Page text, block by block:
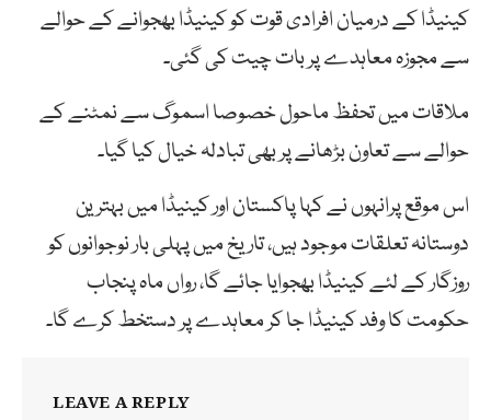
کینیڈا کے درمیان افرادی قوت کو کینیڈا بھجوانے کے حوالے
سے مجوزہ معاہدے پر بات چیت کی گئی۔
ملاقات میں تحفظ ماحول خصوصا اسموگ سے نمٹنے کے
حوالے سے تعاون بڑھانے پر بھی تبادلہ خیال کیا گیا۔
اس موقع پرانہوں نے کہا پاکستان اور کینیڈا میں بہترین
دوستانہ تعلقات موجود ہیں، تاریخ میں پہلی بار نوجوانوں کو
روزگار کے لئے کینیڈا بھجوایا جائے گا، رواں ماہ پنجاب
حکومت کا وفد کینیڈا جا کر معاہدے پر دستخط کرے گا۔
LEAVE A REPLY